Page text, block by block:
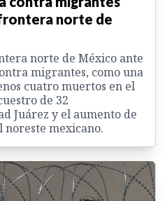
norte de
norte de México ante
migrantes, como una
cuatro muertos en el
de 32
Juárez y el aumento de
noreste mexicano.